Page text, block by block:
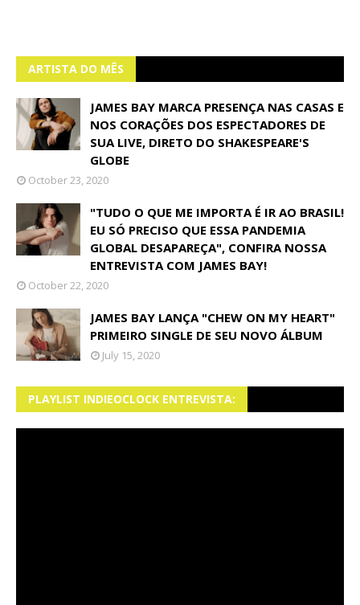
ARTISTA DO MÊS
JAMES BAY MARCA PRESENÇA NAS CASAS E
NOS CORAÇÕES DOS ESPECTADORES DE
SUA LIVE, DIRETO DO SHAKESPEARE'S
GLOBE
October 23, 2020
"TUDO O QUE ME IMPORTA É IR AO BRASIL!
EU SÓ PRECISO QUE ESSA PANDEMIA
GLOBAL DESAPAREÇA", CONFIRA NOSSA
ENTREVISTA COM JAMES BAY!
October 22, 2020
JAMES BAY LANÇA "CHEW ON MY HEART"
PRIMEIRO SINGLE DE SEU NOVO ÁLBUM
July 15, 2020
PLAYLIST INDIEOCLOCK ENTREVISTA: